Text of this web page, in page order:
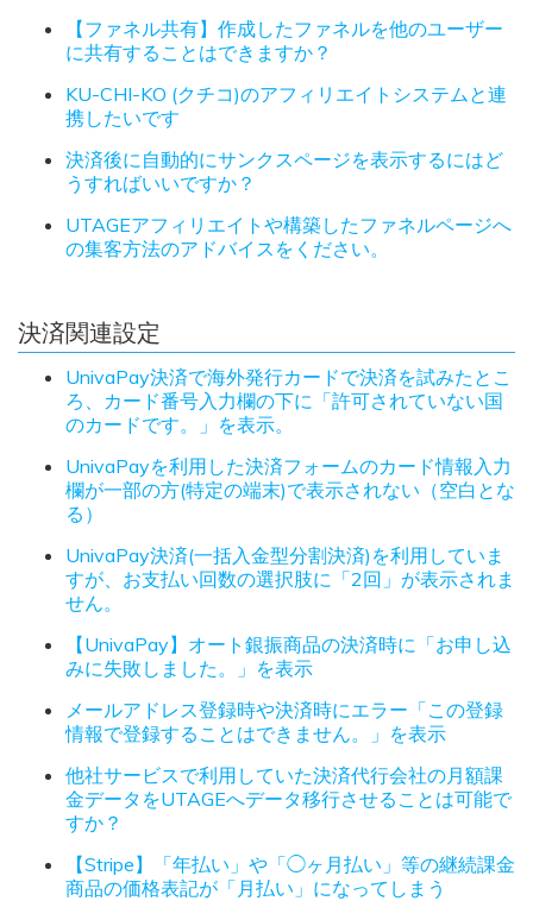
【ファネル共有】作成したファネルを他のユーザー
に共有することはできますか？
KU-CHI-KO (クチコ)のアフィリエイトシステムと連
携したいです
決済後に自動的にサンクスページを表示するにはど
うすればいいですか？
UTAGEアフィリエイトや構築したファネルページへ
の集客方法のアドバイスをください。
決済関連設定
UnivaPay決済で海外発行カードで決済を試みたとこ
ろ、カード番号入力欄の下に「許可されていない国
のカードです。」を表示。
UnivaPayを利用した決済フォームのカード情報入力
欄が一部の方(特定の端末)で表示されない（空白とな
る）
UnivaPay決済(一括入金型分割決済)を利用していま
すが、お支払い回数の選択肢に「2回」が表示されま
せん。
【UnivaPay】オート銀振商品の決済時に「お申し込
みに失敗しました。」を表示
メールアドレス登録時や決済時にエラー「この登録
情報で登録することはできません。」を表示
他社サービスで利用していた決済代行会社の月額課
金データをUTAGEへデータ移行させることは可能で
すか？
【Stripe】「年払い」や「◯ヶ月払い」等の継続課金
商品の価格表記が「月払い」になってしまう